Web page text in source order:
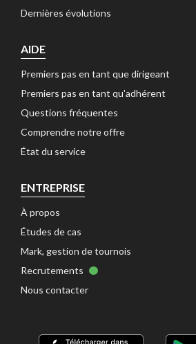
Dernières évolutions
AIDE
Premiers pas en tant que dirigeant
Premiers pas en tant qu'adhérent
Questions fréquentes
Comprendre notre offre
État du service
ENTREPRISE
À propos
Études de cas
Mark, gestion de tournois
Recrutements
Nous contacter